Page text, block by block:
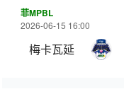
菲MPBL
2026-06-15 16:00
梅卡瓦延